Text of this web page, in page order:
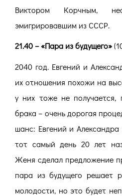
Виктором Корчным,
эмигрировавшим из СССР.
21.40 – «Пара из будущего»
2040 год. Евгений и
их отношения похожи на
у них тоже не получается,
брака – очень дорогая
шанс: Евгений и
тот самый день 20 лет
Женя сделал предложение
пара из будущего решает
молодости, но это будет